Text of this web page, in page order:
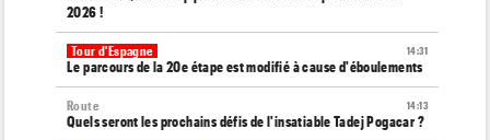
2026 !
14:31
Tour d'Espagne
Le parcours de la 20e étape est modifié à cause d'éboulements
14:13
Route
Quels seront les prochains défis de l'insatiable Tadej Pogacar ?